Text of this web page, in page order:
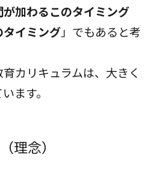
→
が​描く​理想
い世界観
る価値観
加わるこのタイミング
イミング」でもあると考
カリキュラムは、大きく
ます。
理念）